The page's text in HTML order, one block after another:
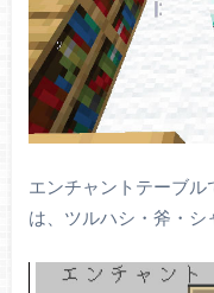
エンチャントテーブ
は、ツルハシ・斧・シ